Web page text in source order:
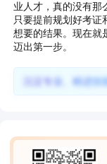
业人才，真的没有那
只要提前规划好考证
想要的结果。现在就
迈出第一步。
沉淀专业、精进技